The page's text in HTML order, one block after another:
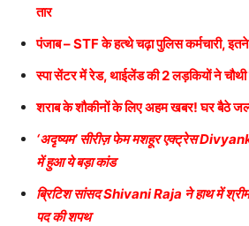
तार
पंजाब – STF के हत्थे चढ़ा पुलिस कर्मचारी,
स्पा सेंटर में रेड, थाईलेंड की 2 लड़कियों ने
शराब के शौकीनों के लिए अहम खबर! घर बैठे
‘अदृष्यम’ सीरीज़ फेम मशहूर एक्ट्रेस
में हुआ ये बड़ा कांड
ब्रिटिश सांसद Shivani Raja ने हाथ में
पद की शपथ